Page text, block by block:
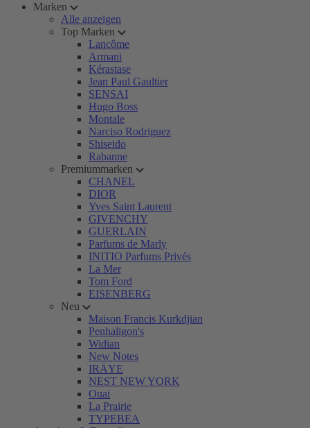
Marken
Alle anzeigen
Top Marken
Lancôme
Armani
Kérastase
Jean Paul Gaultier
SENSAI
Hugo Boss
Montale
Narciso Rodriguez
Shiseido
Rabanne
Premiummarken
CHANEL
DIOR
Yves Saint Laurent
GIVENCHY
GUERLAIN
Parfums de Marly
INITIO Parfums Privés
La Mer
Tom Ford
EISENBERG
Neu
Maison Francis Kurkdjian
Penhaligon's
Widian
New Notes
IRÄYE
NEST NEW YORK
Ouai
La Prairie
TYPEBEA